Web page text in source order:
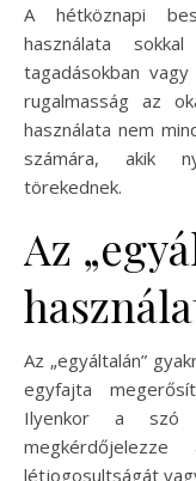
A hétköznapi
használata
tagadásokban
rugalmasság az
használata nem
számára, akik
törekednek.
Az
Az „egyáltalán”
egyfajta
Ilyenkor a szó
létjogosultságát